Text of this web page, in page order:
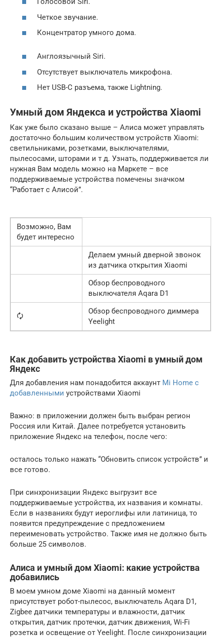
Четкое звучание.
Концентратор умного дома.
Англоязычный Siri.
Отсутствует выключатель микрофона.
Нет USB-C разъема, также Lightning.
Умный дом Яндекса и устройства Xiaomi
Как уже было сказано выше – Алиса может управлять
достаточно большим количеством устройств Xiaomi:
светильниками, розетками, выключателями,
пылесосами, шторами и т д. Узнать, поддерживается ли
нужная Вам модель можно на Маркете – все
поддерживаемые устройства помечены значком
“Работает с Алисой”.
Возможно, Вам
будет интересно
Делаем умный дверной звонок
из датчика открытия Xiaomi
Обзор беспроводного
выключателя Aqara D1
🗘
Обзор беспроводного диммера
Yeelight
Как добавить устройства Xiaomi в умный дом
Яндекс
Для добавления нам понадобится аккаунт Mi Home с
добавленными устройствами Xiaomi
Важно: в приложении должен быть выбран регион
Россия или Китай. Далее потребуется установить
приложение Яндекс на телефон, после чего:
осталось только нажать “Обновить список устройств” и
все готово.
При синхронизации Яндекс выгрузит все
поддерживаемые устройства, их названия и комнаты.
Если в названиях будут иероглифы или латиница, то
появится предупреждение с предложением
переименовать устройство. Также имя не должно быть
больше 25 символов.
Алиса и умный дом Xiaomi: какие устройства
добавились
В моем умном доме Xiaomi на данный момент
присутствует робот-пылесос, выключатель Aqara D1,
Zigbee датчики температуры и влажности, датчик
открытия, датчик протечки, датчик движения, Wi-Fi
розетка и освещение от Yeelight. После синхронизации